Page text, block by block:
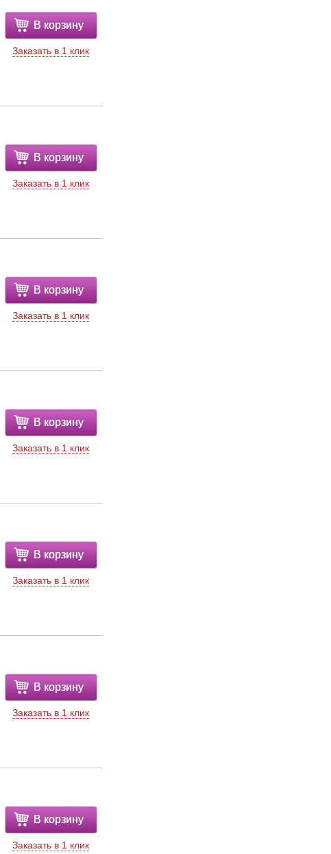
В корзину
Заказать в 1 клик
В корзину
Заказать в 1 клик
В корзину
Заказать в 1 клик
В корзину
Заказать в 1 клик
В корзину
Заказать в 1 клик
В корзину
Заказать в 1 клик
В корзину
Заказать в 1 клик